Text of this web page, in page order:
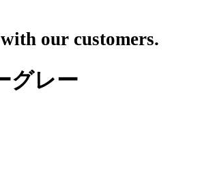
our customers.
グレー